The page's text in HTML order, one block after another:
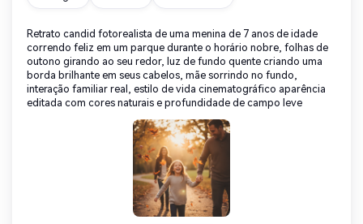
Retrato candid fotorealista de uma menina de 7 anos de idade
correndo feliz em um parque durante o horário nobre, folhas de
outono girando ao seu redor, luz de fundo quente criando uma
borda brilhante em seus cabelos, mãe sorrindo no fundo,
interação familiar real, estilo de vida cinematográfico aparência
editada com cores naturais e profundidade de campo leve